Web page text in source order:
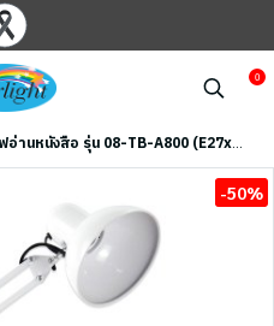
0
อ่านหนังสือ รุ่น 08-TB-A800 (E27x1)
-50%